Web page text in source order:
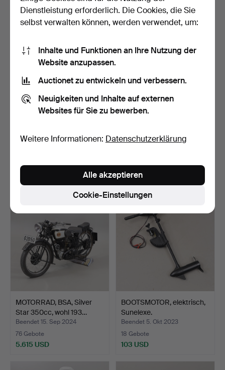
3.784 USD 2.206 USD
MOTORRAD, Husqvarna,
„Red Mill“, 120cc, 19…
43 Gebote
MOTORRAD, Apollo 51 H
1950, Husqvarna-Moto…
58 Gebote
1.359 USD
MOTORRAD, BSA, Silver
Star 350cc, wohl 193…
Beendet 15. Sep 2024
76 Gebote
5.615 USD
BOOTSMOTOR, elektrisch,
Sunelexe.
Beendet 5. Okt 2023
18 Gebote
103 USD
Dienstleistung erforderlich. Die Cookies, die Sie
selbst verwalten können, werden verwendet, um:
Inhalte und Funktionen an Ihre Nutzung der
Website anzupassen.
Auctionet zu entwickeln und verbessern.
Neuigkeiten und Inhalte auf externen
Websites für Sie zu bewerben.
Weitere Informationen: Datenschutzerklärung
Cookie-Einstellungen
Alle akzeptieren